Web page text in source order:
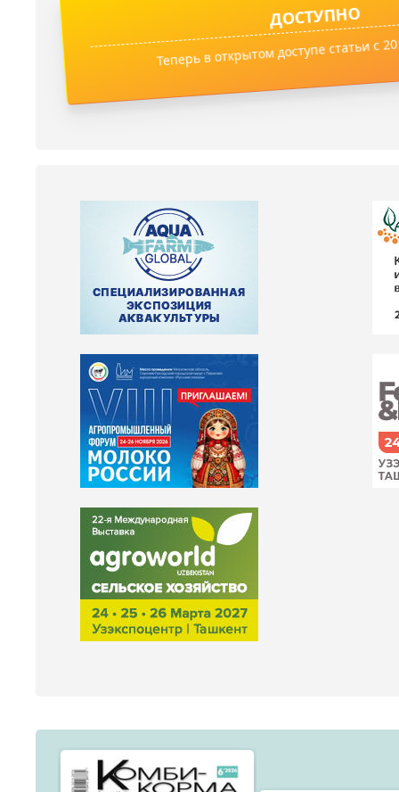
ДОСТУПНО
Теперь в открытом доступе статьи с